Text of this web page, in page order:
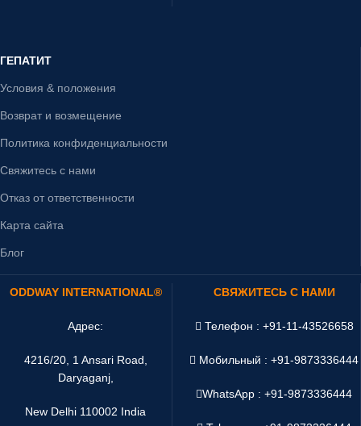
ГЕПАТИТ
Условия & положения
Возврат и возмещение
Политика конфиденциальности
Свяжитесь с нами
Отказ от ответственности
Карта сайта
Блог
ODDWAY INTERNATIONAL®
Адрес:
4216/20, 1 Ansari Road,
Daryaganj,
New Delhi 110002 India
СВЯЖИТЕСЬ С НАМИ
Телефон : +91-11-43526658
Мобильный : +91-9873336444
WhatsApp :+91-9873336444